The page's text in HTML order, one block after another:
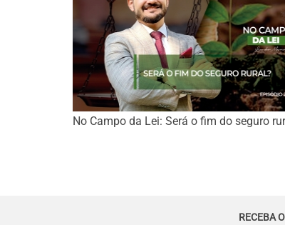
No Campo da Lei: Será o fim do seguro
RECEBA